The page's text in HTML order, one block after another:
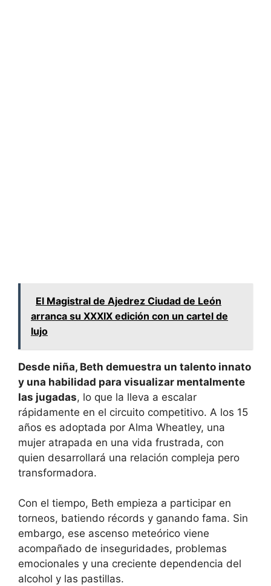
El Magistral de Ajedrez Ciudad de León
arranca su XXXIX edición con un cartel de
lujo
Desde niña, Beth demuestra un talento innato
y una habilidad para visualizar mentalmente
las jugadas, lo que la lleva a escalar
rápidamente en el circuito competitivo. A los 15
años es adoptada por Alma Wheatley, una
mujer atrapada en una vida frustrada, con
quien desarrollará una relación compleja pero
transformadora.
Con el tiempo, Beth empieza a participar en
torneos, batiendo récords y ganando fama. Sin
embargo, ese ascenso meteórico viene
acompañado de inseguridades, problemas
emocionales y una creciente dependencia del
alcohol y las pastillas.